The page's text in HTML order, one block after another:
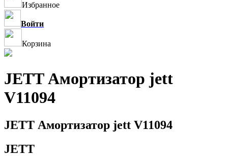
Избранное
Войти
Корзина
JETT Амортизатор jett
V11094
JETT Амортизатор jett V11094
JETT